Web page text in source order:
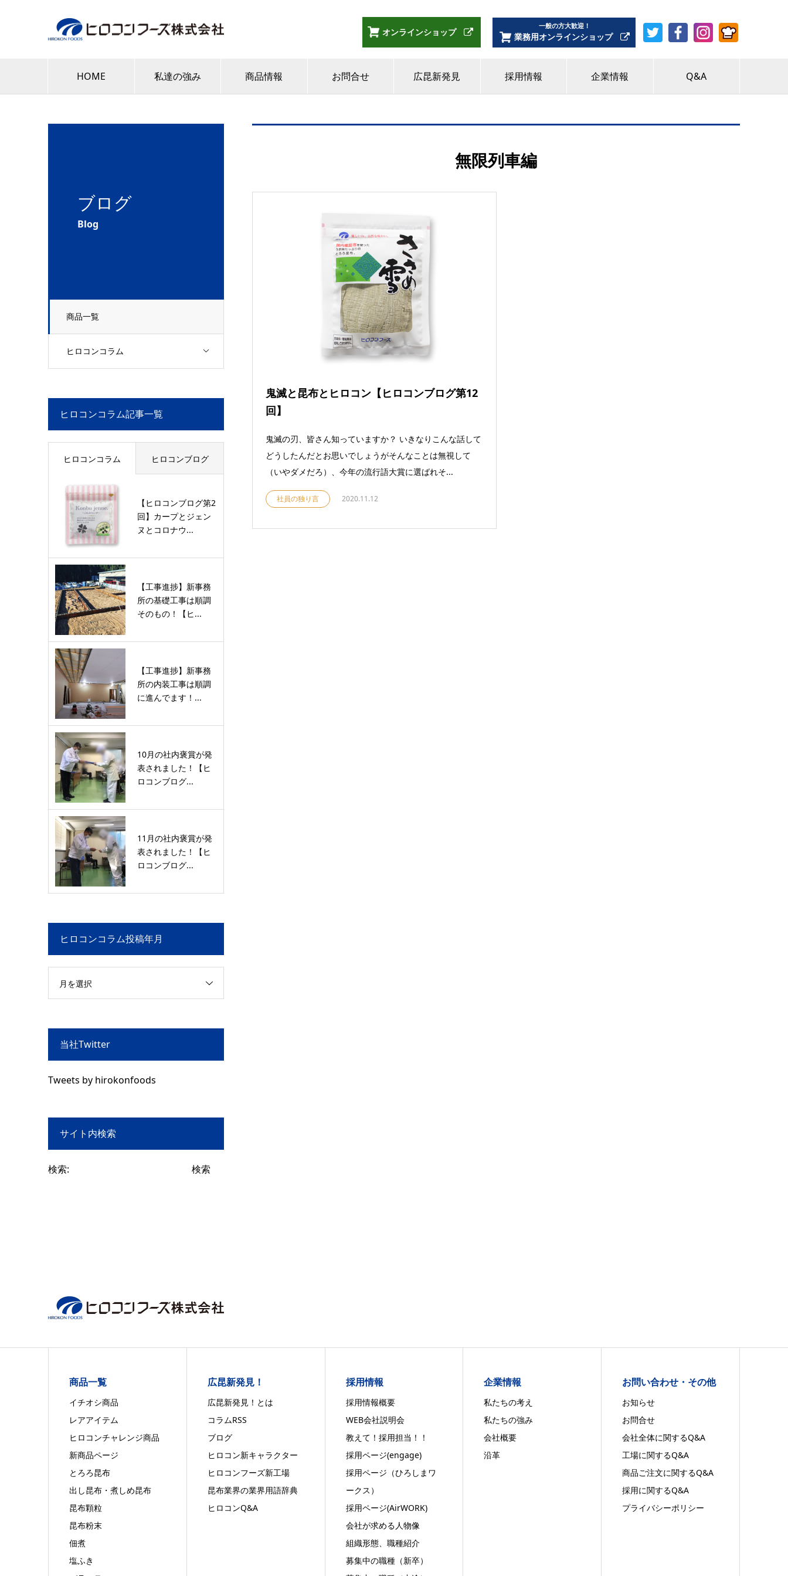
オンラインショップ
一般の方大歓迎！
業務用オンラインショップ
HOME 私達の強み 商品情報 お問合せ 広昆新発見 採用情報 企業情報 Q&A
ブログ
Blog
商品一覧
ヒロコンコラム
無限列車編
鬼滅と昆布とヒロコン【ヒロコンブログ第12
回】
鬼滅の刃、皆さん知っていますか？ いきなりこんな話して
どうしたんだとお思いでしょうがそんなことは無視して
（いやダメだろ）、今年の流行語大賞に選ばれそ...
社員の独り言 2020.11.12
ヒロコンコラム記事一覧
ヒロコンコラム ヒロコンブログ
【ヒロコンブログ第2
回】カープとジェン
ヌとコロナウ...
【工事進捗】新事務
所の基礎工事は順調
そのもの！【ヒ...
【工事進捗】新事務
所の内装工事は順調
に進んでます！...
10月の社内褒賞が発
表されました！【ヒ
ロコンブログ...
11月の社内褒賞が発
表されました！【ヒ
ロコンブログ...
ヒロコンコラム投稿年月
月を選択
当社Twitter
Tweets by hirokonfoods
サイト内検索
検索:
商品一覧
イチオシ商品
レアアイテム
ヒロコンチャレンジ商品
新商品ページ
とろろ昆布
出し昆布・煮しめ昆布
昆布顆粒
昆布粉末
佃煮
塩ふき
広昆新発見！
広昆新発見！とは
コラムRSS
ブログ
ヒロコン新キャラクター
ヒロコンフーズ新工場
昆布業界の業界用語辞典
ヒロコンQ&A
採用情報
採用情報概要
WEB会社説明会
教えて！採用担当！！
採用ページ(engage)
採用ページ（ひろしまワ
ークス）
採用ページ(AirWORK)
会社が求める人物像
組織形態、職種紹介
募集中の職種（新卒）
企業情報
私たちの考え
私たちの強み
会社概要
沿革
お問い合わせ・その他
お知らせ
お問合せ
会社全体に関するQ&A
工場に関するQ&A
商品ご注文に関するQ&A
採用に関するQ&A
プライバシーポリシー